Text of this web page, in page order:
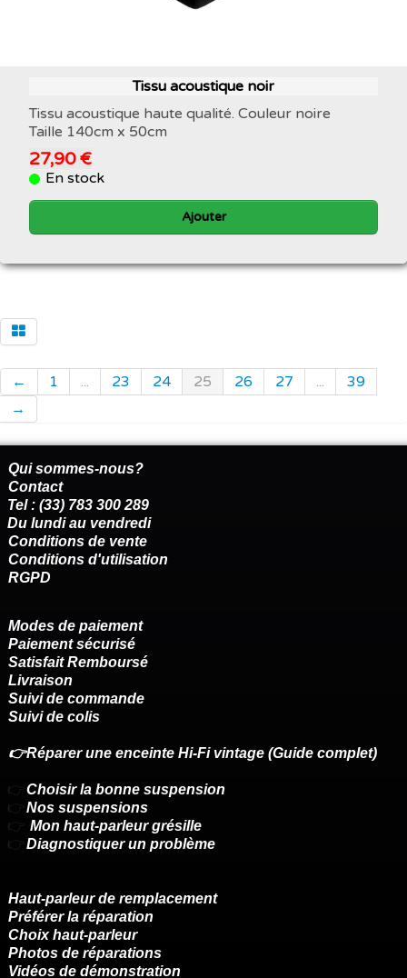
Tissu acoustique noir
Tissu acoustique haute qualité. Couleur noire
Taille 140cm x 50cm
27,90 €
En stock
Ajouter
← 1 ... 23 24 25 26 27 ...
39
→
Qui sommes-nous?
Contact
Tel : (33) 783 300 289
Du lundi au vendredi
Conditions de vente
Conditions d'utilisation
RGPD
Modes de paiement
Paiement sécurisé
Satisfait Remboursé
Livraison
Suivi de commande
Suivi de colis
👉Réparer une enceinte Hi-Fi vintage (Guide complet)
👉 Choisir la bonne suspension
👉 Nos suspensions
👉 Mon haut-parleur grésille
👉 Diagnostiquer un problème
Haut-parleur de remplacement
Préférer la réparation
Choix haut-parleur
Photos de réparations
Vidéos de démonstration